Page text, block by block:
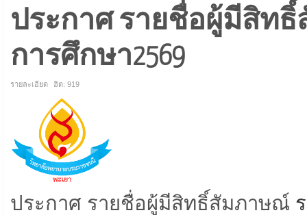
ประกาศ รายชื่อผู้มีสิทธิ์สั
การศึกษา2569
รายละเอียด ฮิต: 919
ประกาศ รายชื่อผู้มีสิทธิ์สัมภาษณ์